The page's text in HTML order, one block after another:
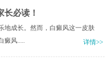
必读！
地成长。然而，白癜风这一皮肤
癜风.....
详情>>